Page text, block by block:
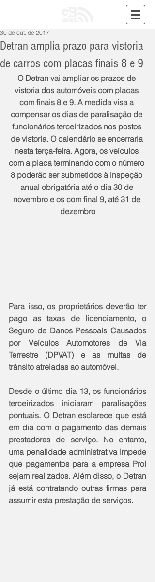
Detran amplia prazo para vistoria
de carros com placas finais 8 e 9
30 de out. de 2017
O Detran vai ampliar os prazos de
vistoria dos automóveis com placas
com finais 8 e 9. A medida visa a
compensar os dias de paralisação de
funcionários terceirizados nos postos
de vistoria. O calendário se encerraria
nesta terça-feira. Agora, os veículos
com a placa terminando com o número
8 poderão ser submetidos à inspeção
anual obrigatória até o dia 30 de
novembro e os com final 9, até 31 de
dezembro
Para isso, os proprietários deverão ter
pago as taxas de licenciamento, o
Seguro de Danos Pessoais Causados
por Veículos Automotores de Via
Terrestre (DPVAT) e as multas de
trânsito atreladas ao automóvel.
Desde o último dia 13, os funcionários
terceirizados iniciaram paralisações
pontuais. O Detran esclarece que está
em dia com o pagamento das demais
prestadoras de serviço. No entanto,
uma penalidade administrativa impede
que pagamentos para a empresa Prol
sejam realizados. Além disso, o Detran
já está contratando outras firmas para
assumir esta prestação de serviços.